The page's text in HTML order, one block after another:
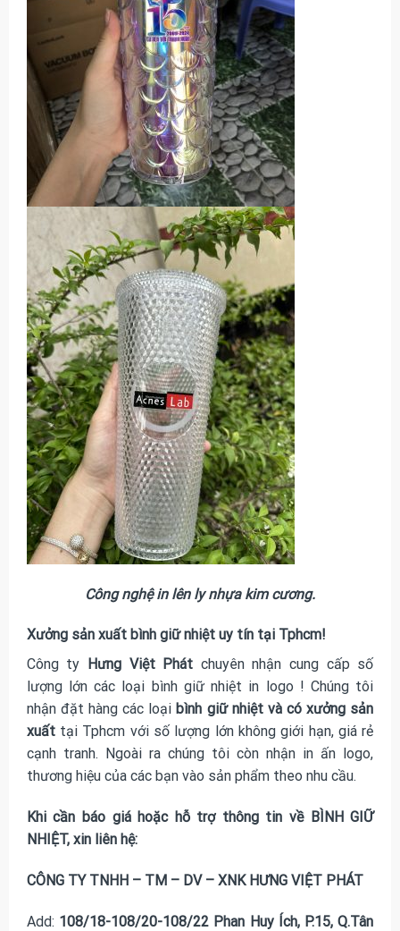
Công nghệ in lên ly nhựa kim cương.
Xưởng sản xuất bình giữ nhiệt uy tín tại Tphcm!
Công ty
Hưng Việt Phát chuyên nhận cung cấp số
lượng lớn các loại bình giữ nhiệt in logo ! Chúng tôi
nhận đặt hàng các loại bình giữ nhiệt và có xưởng sản
xuấttại Tphcm với số lượng lớn không giới hạn, giá rẻ
cạnh tranh. Ngoài ra chúng tôi còn nhận in ấn logo,
thương hiệu của các bạn vào sản phẩm theo nhu cầu.
Khi cần báo giá hoặc hỗ trợ thông tin về BÌNH GIỮ
NHIỆT, xin liên hệ:
CÔNG TY TNHH – TM – DV – XNK HƯNG VIỆT PHÁT
Add: 108/18-108/20-108/22 Phan Huy Ích, P.15, Q.Tân